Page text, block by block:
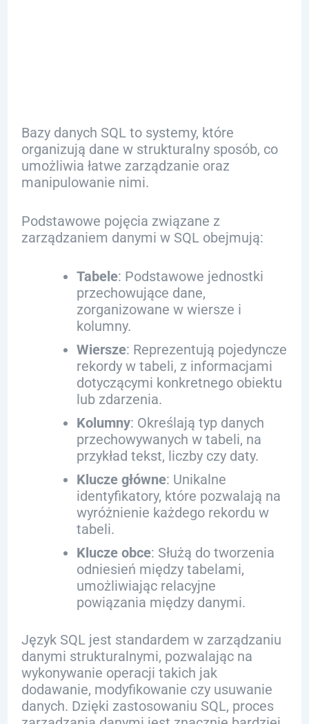
Bazy danych SQL to systemy, które
organizują dane w strukturalny sposób, co
umożliwia łatwe zarządzanie oraz
manipulowanie nimi.
Podstawowe pojęcia związane z
zarządzaniem danymi w SQL obejmują:
Tabele: Podstawowe jednostki
przechowujące dane,
zorganizowane w wiersze i
kolumny.
Wiersze: Reprezentują pojedyncze
rekordy w tabeli, z informacjami
dotyczącymi konkretnego obiektu
lub zdarzenia.
Kolumny: Określają typ danych
przechowywanych w tabeli, na
przykład tekst, liczby czy daty.
Klucze główne: Unikalne
identyfikatory, które pozwalają na
wyróżnienie każdego rekordu w
tabeli.
Klucze obce: Służą do tworzenia
odniesień między tabelami,
umożliwiając relacyjne
powiązania między danymi.
Język SQL jest standardem w zarządzaniu
danymi strukturalnymi, pozwalając na
wykonywanie operacji takich jak
dodawanie, modyfikowanie czy usuwanie
danych. Dzięki zastosowaniu SQL, proces